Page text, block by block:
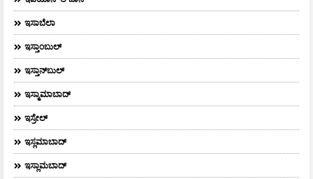
ಇಸಾಬೆಲಾ
ಇಸ್ತಾಂಬುಲ್
ಇಸ್ತಾನ್‌ಬುಲ್‌
ಇಸ್ಮಾಮಾಬಾದ್
ಇಸ್ರೇಲ್
ಇಸ್ಲಮಾಬಾದ್
ಇಸ್ಲಾಮಬಾದ್